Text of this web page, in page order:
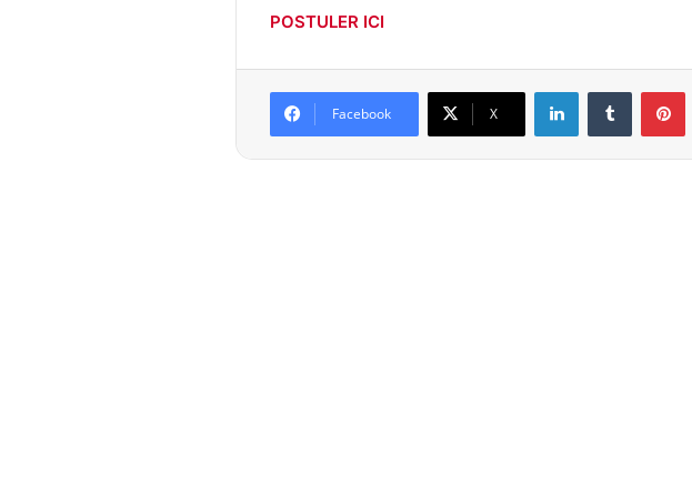
POSTULER ICI
Facebook X
LinkedinTumblr